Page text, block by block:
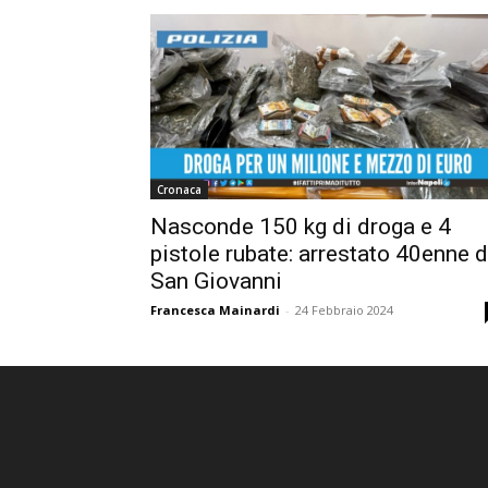
Cronaca
Nasconde 150 kg di droga e 4
pistole rubate: arrestato 40enne
San Giovanni
Francesca Mainardi - 24 Febbraio 2024